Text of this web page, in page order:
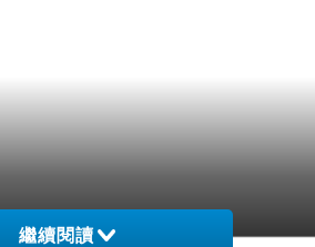
繼續閱讀